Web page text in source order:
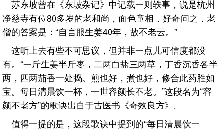
苏东坡曾在《东坡杂记》中记载一则轶事，说是杭州
净慈寺有位80多岁的老和尚，面色童相，好奇问之，老
僧的答案是：“自言服生姜40年，故不老云。”
这听上去有些不可思议，但并非一点儿可信度都没
有。“一斤生姜半斤枣，二两白盐三两草，丁香沉香各半
两，四两茄香一处捣。煎也好，煮也好，修合此药胜如
宝。每日清晨饮一杯，一世容颜长不老。”这段名为“容
颜不老方”的歌诀出自于古医书《奇效良方》。
值得一提的是，这段歌诀中提到的“每日清晨饮一